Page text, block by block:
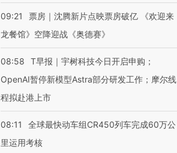
09:21
票房｜沈腾新片点映票房破亿 《欢迎来
龙餐馆》空降迎战《奥德赛》
08:58
T早报｜宇树科技今日开启申购；
OpenAI暂停新模型Astra部分研发工作；摩尔线
程拟赴港上市
08:11
全球最快动车组CR450列车完成60万公
里运用考核